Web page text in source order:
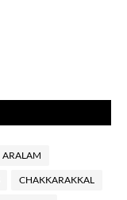
ARALAM
CHAKKARAKKAL